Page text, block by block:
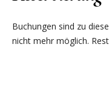
Buchungen sind zu
nicht mehr möglich.